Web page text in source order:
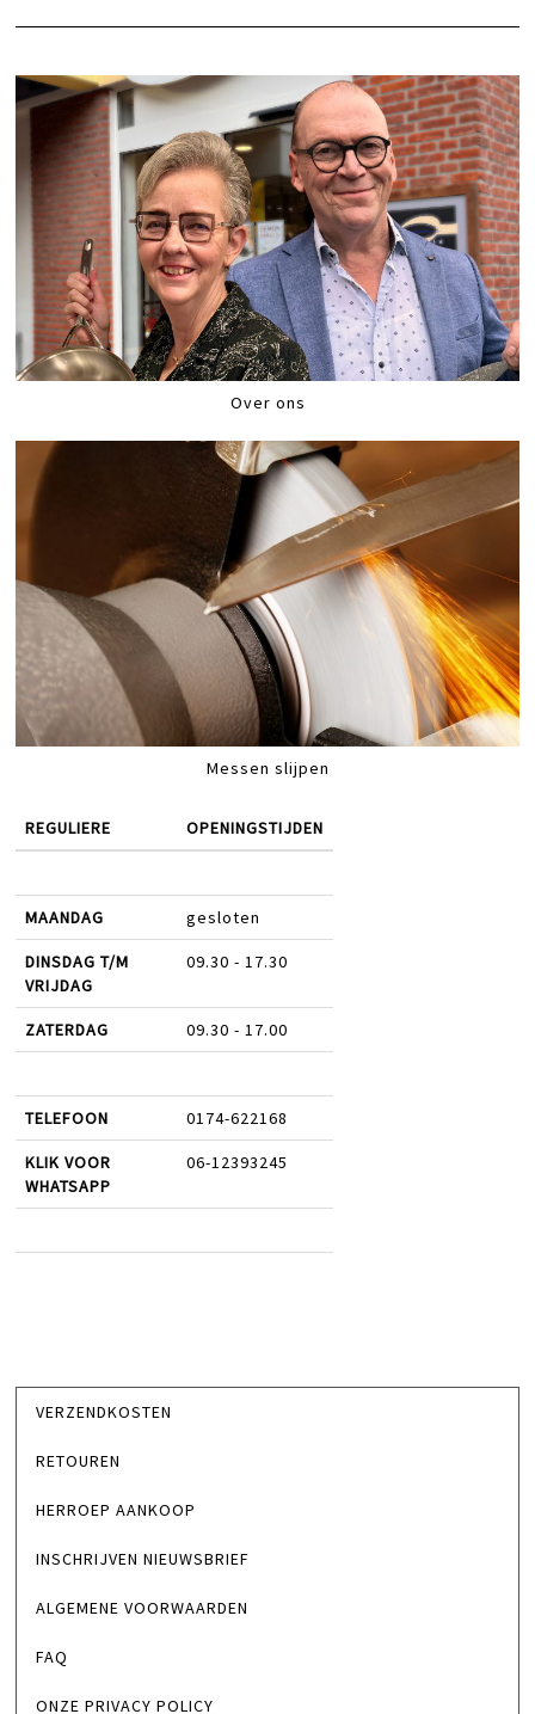
Over ons
Messen slijpen
REGULIERE OPENINGSTIJDEN
MAANDAG gesloten
DINSDAG T/M
VRIJDAG
09.30 - 17.30
ZATERDAG 09.30 - 17.00
TELEFOON 0174-622168
KLIK VOOR
WHATSAPP
06-12393245
VERZENDKOSTEN
RETOUREN
HERROEP AANKOOP
INSCHRIJVEN NIEUWSBRIEF
ALGEMENE VOORWAARDEN
FAQ
ONZE PRIVACY POLICY